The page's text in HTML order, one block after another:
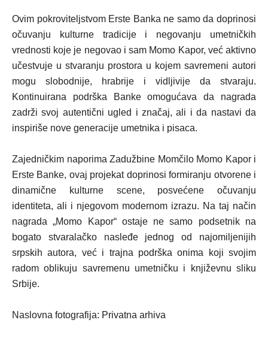
Ovim pokroviteljstvom Erste Banka ne samo da doprinosi
očuvanju kulturne tradicije i negovanju umetničkih
vrednosti koje je negovao i sam Momo Kapor, već aktivno
učestvuje u stvaranju prostora u kojem savremeni autori
mogu slobodnije, hrabrije i vidljivije da stvaraju.
Kontinuirana podrška Banke omogućava da nagrada
zadrži svoj autentični ugled i značaj, ali i da nastavi da
inspiriše nove generacije umetnika i pisaca.
Zajedničkim naporima Zadužbine Momčilo Momo Kapor i
Erste Banke, ovaj projekat doprinosi formiranju otvorene i
dinamične kulturne scene, posvećene očuvanju
identiteta, ali i njegovom modernom izrazu. Na taj način
nagrada „Momo Kapor“ ostaje ne samo podsetnik na
bogato stvaralačko nasleđe jednog od najomiljenijih
srpskih autora, već i trajna podrška onima koji svojim
radom oblikuju savremenu umetničku i književnu sliku
Srbije.
Naslovna fotografija: Privatna arhiva